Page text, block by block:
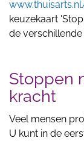
keuzekaart
de
Stoppen
kracht
Veel mensen
U kunt in de